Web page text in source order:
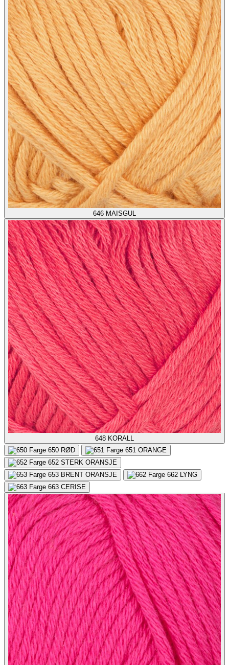
646 MAISGUL
648 KORALL
650 RØD 651 ORANGE
652 STERK ORANSJE
653 BRENT ORANSJE 662 LYNG
663 CERISE